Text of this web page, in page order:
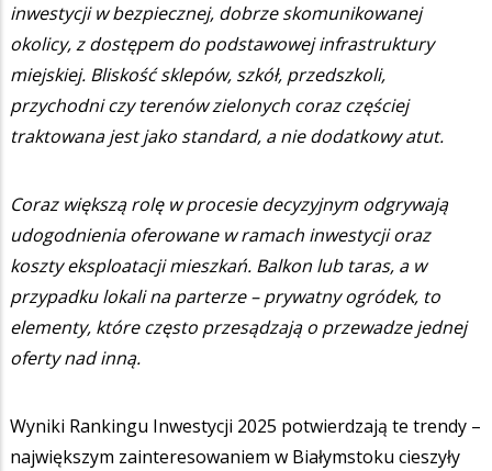
inwestycji w bezpiecznej, dobrze skomunikowanej
okolicy, z dostępem do podstawowej infrastruktury
miejskiej. Bliskość sklepów, szkół, przedszkoli,
przychodni czy terenów zielonych coraz częściej
traktowana jest jako standard, a nie dodatkowy atut.
Coraz większą rolę w procesie decyzyjnym odgrywają
udogodnienia oferowane w ramach inwestycji oraz
koszty eksploatacji mieszkań. Balkon lub taras, a w
przypadku lokali na parterze – prywatny ogródek, to
elementy, które często przesądzają o przewadze jednej
oferty nad inną.
Wyniki Rankingu Inwestycji 2025 potwierdzają te trendy –
największym zainteresowaniem w Białymstoku cieszyły